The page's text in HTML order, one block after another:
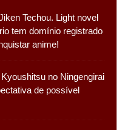
Techou. Light novel
tem domínio registrado
anime!
no Ningengirai
de possível